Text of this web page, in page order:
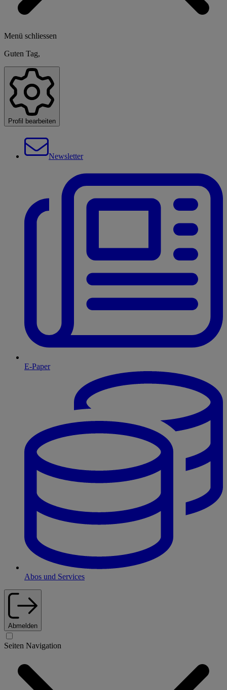
Menü schliessen
Guten Tag,
Profil bearbeiten
Newsletter
E-Paper
Abos und Services
Abmelden
Seiten Navigation